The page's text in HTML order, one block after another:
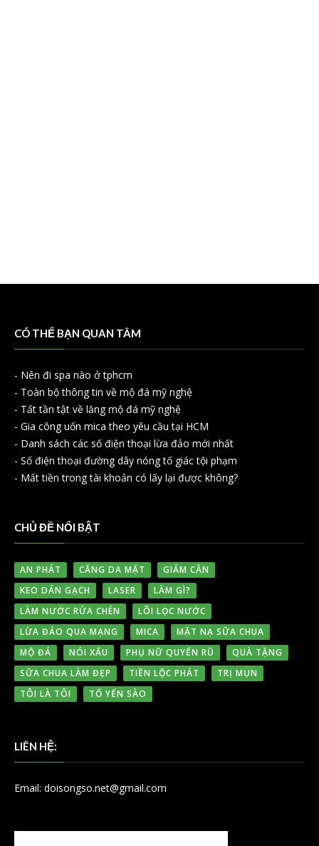
CÓ THỂ BẠN QUAN TÂM
- Nên đi spa nào ở tphcm
- Toàn bộ thông tin về mộ đá mỹ nghệ
- Tất tần tật về lăng mộ đá mỹ nghệ
- Gia công uốn mica theo yêu cầu tại HCM
- Danh sách các số điện thoại lừa đảo mới nhất
- Số điện thoại đường dây nóng tố giác tội phạm
- Mất tiền trong tài khoản có lấy lại được không?
CHỦ ĐỀ NỔI BẬT
AN PHÁT CĂNG DA MẶT
GIẢM CÂN
KEO DÁN GẠCH
LASER
LÀM GÌ?
LÀM NƯỚC RỬA CHÉN
LÕI LỌC NƯỚC
LỪA ĐẢO QUA MẠNG
MICA
MẶT NẠ SỮA CHUA
MỘ ĐÁ
NÓI XẤU PHỤ NỮ QUYẾN RŨ
QUÀ TẶNG
SỮA CHUA LÀM ĐẸP
TIỀN LỘC PHÁT
TRỊ MỤN
TÔI LÀ TÔI
TỔ YẾN SÀO
LIÊN HỆ:
Email: doisongso.net@gmail.com